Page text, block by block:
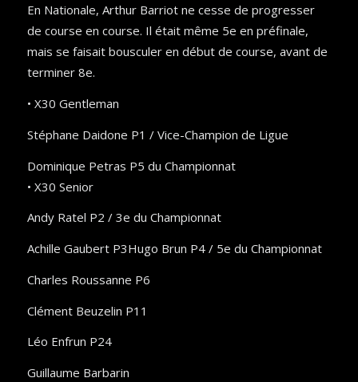
En Nationale, Arthur Barriot ne cesse de progresser
de course en course. Il était même 5e en préfinale,
mais se faisait bousculer en début de course, avant de
terminer 8e.
• X30 Gentleman
Stéphane Daidone P1 / Vice-Champion de Ligue
Dominique Petras P5 du Championnat
• X30 Senior
Andy Ratel P2 / 3e du Championnat
Achille Gaubert P3Hugo Brun P4 / 5e du Championnat
Charles Roussanne P6
Clément Beuzelin P11
Léo Enfrun P24
Guillaume Barbarin